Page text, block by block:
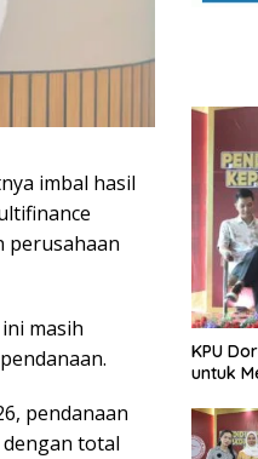
imbal hasil
perusahaan
masih
pendanaan
total
KPU
untuk